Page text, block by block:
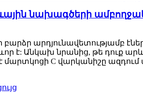
նախագծերի
արդյունավետությամբ
Անկախ նրանից, թե դուք
մարտկոցի C վարկանիշը